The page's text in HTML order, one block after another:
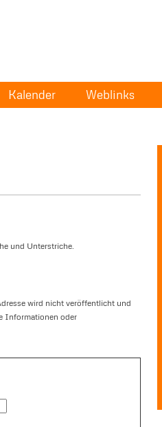
Kalender Weblinks
und Unterstriche.
wird nicht veröffentlicht und
Informationen oder